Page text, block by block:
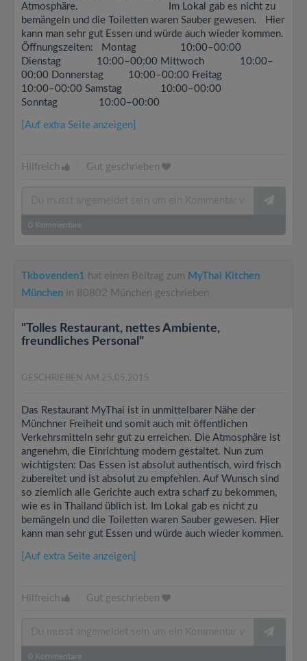
Atmosphäre. Im Lokal gab es nicht zu
bemängeln und die Toiletten waren Sauber gewesen. Hier
kann man sehr gut Essen und würde auch wieder kommen.
Öffnungszeiten: Montag 10:00–00:00
Dienstag 10:00–00:00 Mittwoch 10:00–
00:00 Donnerstag 10:00–00:00 Freitag
10:00–00:00 Samstag 10:00–00:00
Sonntag 10:00–00:00
[Auf extra Seite anzeigen]
Hilfreich Gut geschrieben
0 Kommentare
Tkbovenden1 hat einen Beitrag zum MyThai Kitchen
München in 80802 München geschrieben
"Tolles Restaurant, nettes Ambiente,
freundliches Personal"
GESCHRIEBEN AM 25.05.2015
Das Restaurant MyThai ist in unmittelbarer Nähe der
Münchner Freiheit und somit auch mit öffentlichen
Verkehrsmitteln sehr gut zu erreichen. Die Atmosphäre ist
angenehm, die Einrichtung modern gestaltet. Nun zum
wichtigsten: Das Essen ist absolut authentisch, wird frisch
zubereitet und ist absolut zu empfehlen. Auf Wunsch sind
so ziemlich alle Gerichte auch extra scharf zu bekommen,
wie es in Thailand üblich ist. Im Lokal gab es nicht zu
bemängeln und die Toiletten waren Sauber gewesen. Hier
kann man sehr gut Essen und würde auch wieder kommen.
[Auf extra Seite anzeigen]
Hilfreich Gut geschrieben
0 Kommentare